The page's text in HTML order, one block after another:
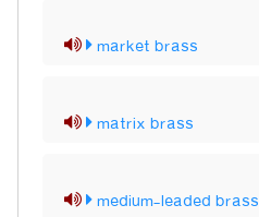
market brass
matrix brass
medium-leaded brass